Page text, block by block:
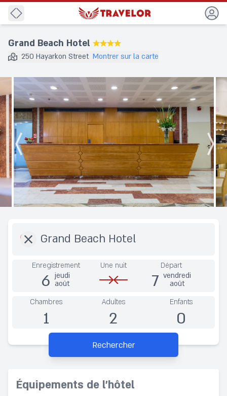
Precedent
Grand Beach Hotel ★★★★
250 Hayarkon Street Montrer sur la carte
Enregistrement
6 jeudi
août
Une nuit Départ
7 vendredi
août
Chambres
1
Adultes
2
Enfants
0
Rechercher
Équipements de l’hôtel